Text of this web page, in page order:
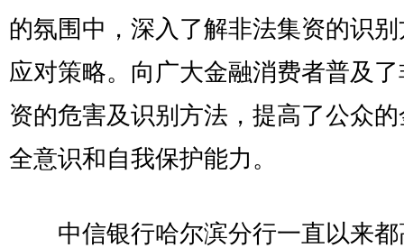
的氛围中，深入了解非法集资的识
应对策略。向广大金融消费者普及
资的危害及识别方法，提高了公众
全意识和自我保护能力。
中信银行哈尔滨分行一直以来都